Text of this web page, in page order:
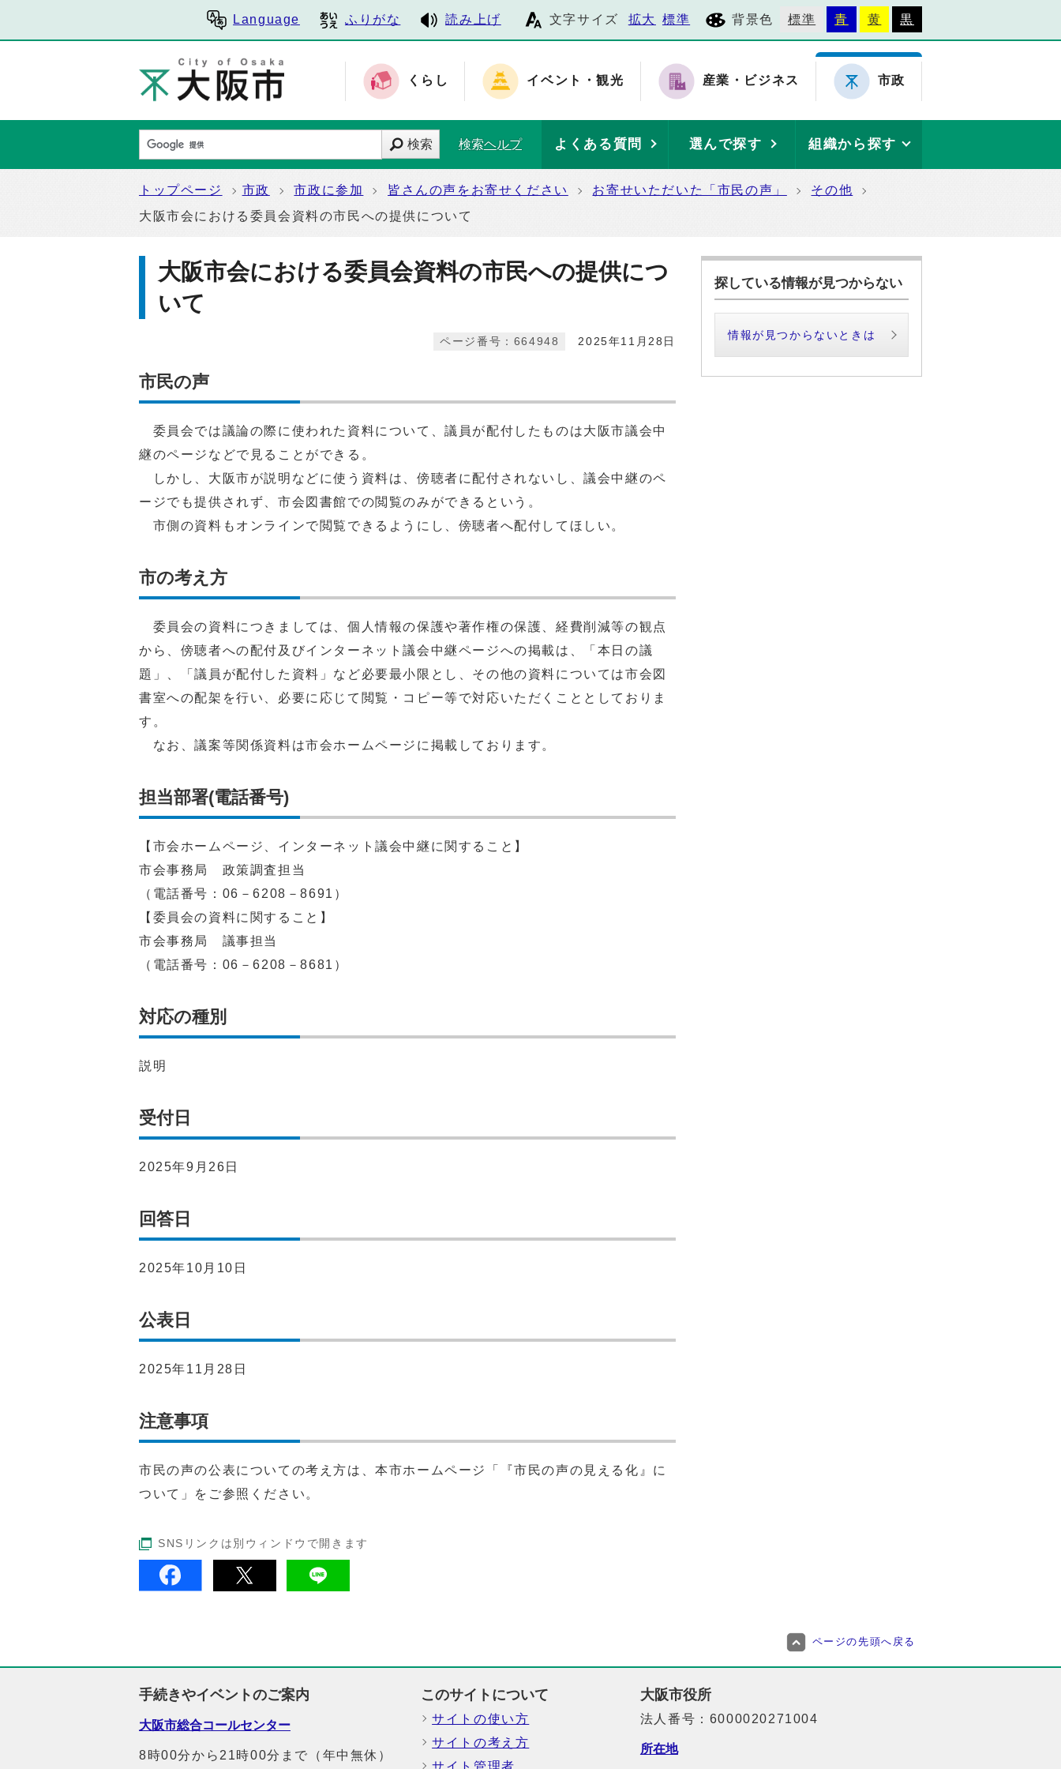
Language ふりがな 読み上げ 文字サイズ 拡大 標準 背景色 標準 青 黄 黒
くらし イベント・観光 産業・ビジネス 市政
検索 検索ヘルプ よくある質問 選んで探す 組織から探す
トップページ 市政 市政に参加 皆さんの声をお寄せください お寄せいただいた「市民の声」
その他
大阪市会における委員会資料の市民への提供について
大阪市会における委員会資料の市民への提供につ
いて
2025年11月28日
ページ番号：664948
市民の声
委員会では議論の際に使われた資料について、議員が配付したものは大阪市議会中
継のページなどで見ることができる。
しかし、大阪市が説明などに使う資料は、傍聴者に配付されないし、議会中継のペ
ージでも提供されず、市会図書館での閲覧のみができるという。
市側の資料もオンラインで閲覧できるようにし、傍聴者へ配付してほしい。
市の考え方
委員会の資料につきましては、個人情報の保護や著作権の保護、経費削減等の観点
から、傍聴者への配付及びインターネット議会中継ページへの掲載は、「本日の議
題」、「議員が配付した資料」など必要最小限とし、その他の資料については市会図
書室への配架を行い、必要に応じて閲覧・コピー等で対応いただくこととしておりま
す。
なお、議案等関係資料は市会ホームページに掲載しております。
担当部署(電話番号)
【市会ホームページ、インターネット議会中継に関すること】
市会事務局 政策調査担当
（電話番号：06－6208－8691）
【委員会の資料に関すること】
市会事務局 議事担当
（電話番号：06－6208－8681）
対応の種別
説明
受付日
2025年9月26日
回答日
2025年10月10日
公表日
2025年11月28日
注意事項
市民の声の公表についての考え方は、本市ホームページ「『市民の声の見える化』に
ついて」をご参照ください。
SNSリンクは別ウィンドウで開きます
探している情報が見つからない
情報が見つからないときは
ページの先頭へ戻る
手続きやイベントのご案内
大阪市総合コールセンター
8時00分から21時00分まで（年中無休）
このサイトについて
サイトの使い方
サイトの考え方
サイト管理者
大阪市役所
法人番号：6000020271004
所在地